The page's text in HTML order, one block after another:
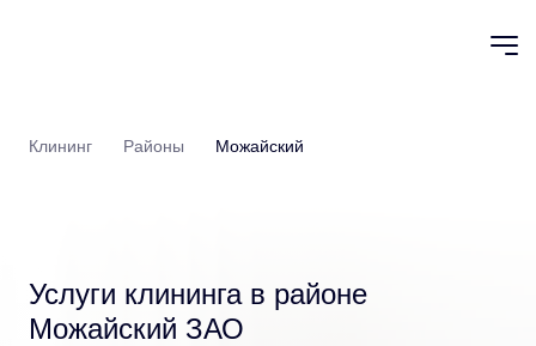
Клининг Районы Можайский
Услуги клининга в районе
Можайский ЗАО